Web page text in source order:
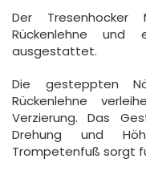
Der
Rückenlehne und
ausgestattet.
Die gesteppten
Rückenlehne
Verzierung. Das
Drehung und
Trompetenfuß sorgt